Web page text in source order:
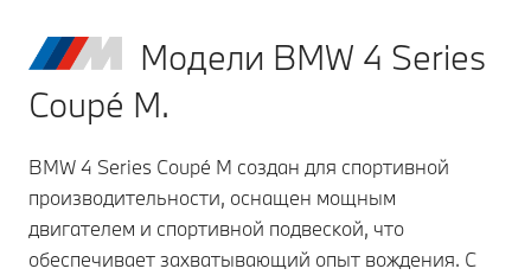
Модели BMW 4 Series
Coupé M.
BMW 4 Series Coupé M создан для спортивной
производительности, оснащен мощным
двигателем и спортивной подвеской, что
обеспечивает захватывающий опыт вождения. С